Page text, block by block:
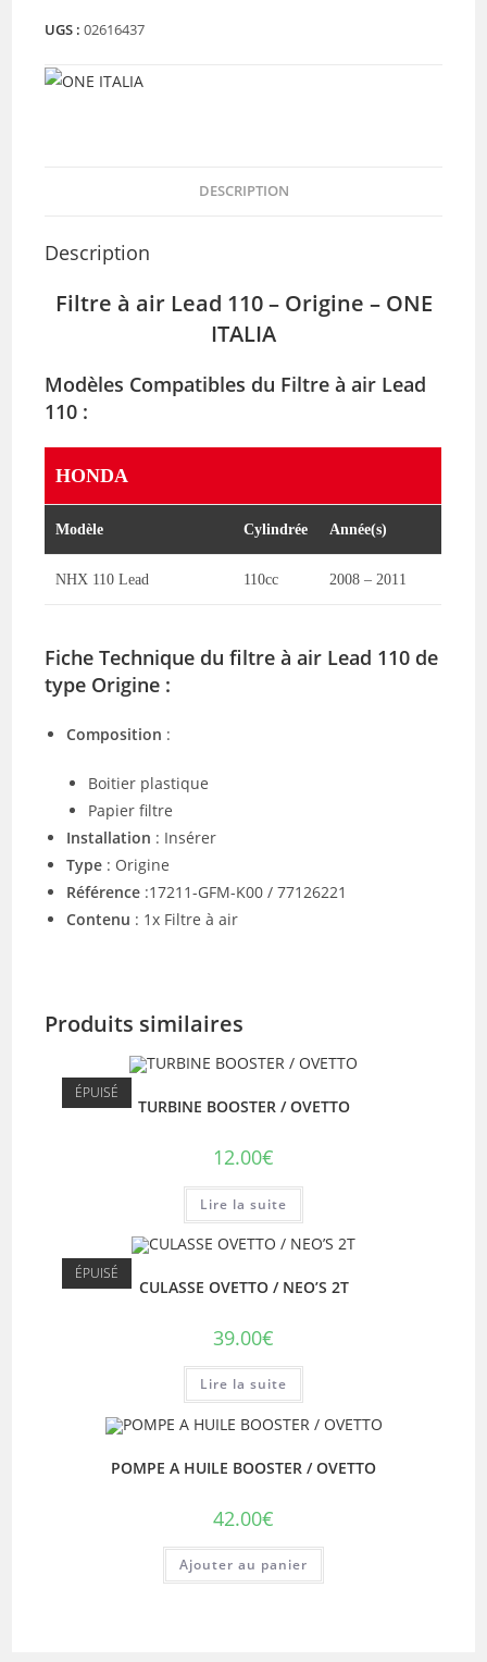
UGS :02616437
DESCRIPTION
Description
Filtre à air Lead 110 – Origine – ONE
ITALIA
Modèles Compatibles du Filtre à air Lead
110 :
HONDA
Modèle Cylindrée Année(s)
NHX 110 Lead 110cc 2008 – 2011
Fiche Technique du filtre à air Lead 110 de
type Origine :
Composition :
Boitier plastique
Papier filtre
Installation : Insérer
Type : Origine
Référence :17211-GFM-K00 / 77126221
Contenu : 1x Filtre à air
Produits similaires
ÉPUISÉ
TURBINE BOOSTER / OVETTO
12.00€
Lire la suite
ÉPUISÉ
CULASSE OVETTO / NEO’S 2T
39.00€
Lire la suite
POMPE A HUILE BOOSTER / OVETTO
42.00€
Ajouter au panier